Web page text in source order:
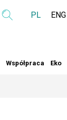
Wyszukaj
PL ENG
Współpraca Eko